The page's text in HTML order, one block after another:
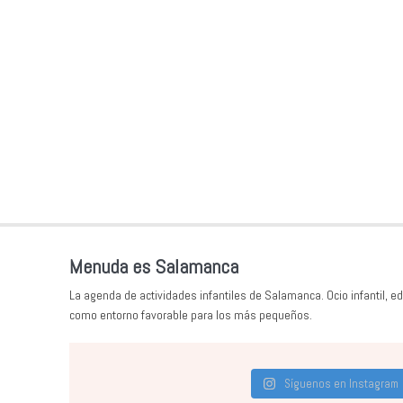
Menuda es Salamanca
La agenda de actividades infantiles de Salamanca. Ocio infantil,
como entorno favorable para los más pequeños.
Síguenos en Instagram